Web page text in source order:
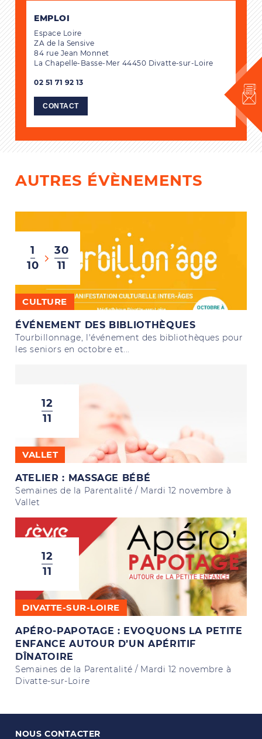
EMPLOI
Espace Loire
ZA de la Sensive
84 rue Jean Monnet
La Chapelle-Basse-Mer 44450 Divatte-sur-Loire
02 51 71 92 13
CONTACT
AUTRES ÉVÈNEMENTS
1
10
30
11
CULTURE
ÉVÉNEMENT DES BIBLIOTHÈQUES
Tourbillonnage, l'événement des bibliothèques pour
les seniors en octobre et...
12
11
VALLET
ATELIER : MASSAGE BÉBÉ
Semaines de la Parentalité / Mardi 12 novembre à
Vallet
12
11
DIVATTE-SUR-LOIRE
APÉRO-PAPOTAGE : EVOQUONS LA PETITE
ENFANCE AUTOUR D’UN APÉRITIF
DÎNATOIRE
Semaines de la Parentalité / Mardi 12 novembre à
Divatte-sur-Loire
NOUS CONTACTER